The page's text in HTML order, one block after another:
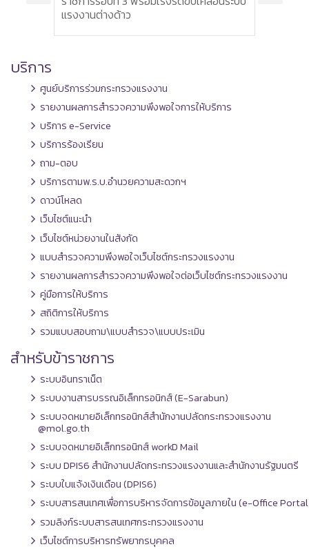
แรงงานต่างด้าว
บริการ
ศูนย์บริการร่วมกระทรวงแรงงาน
รายงานผลการสำรวจความพึงพอใจการให้บริการ
บริการ e-Service
บริการร้องเรียน
ถาม-ตอบ
บริการตามพ.ร.บ.อำนวยความสะดวกฯ
ดาวน์โหลด
เว็บไซต์แนะนำ
เว็บไซต์หน่วยงานในสังกัด
แบบสำรวจความพึงพอใจเว็บไซต์กระทรวงแรงงาน
รายงานผลการสำรวจความพึงพอใจต่อเว็บไซต์กระทรวงแรงงาน
คู่มือการให้บริการ
สถิติการให้บริการ
รวมแบบสอบถาม\แบบสำรวจ\แบบประเมิน
สำหรับข้าราชการ
ระบบอินทราเน็ต
ระบบงานสารบรรณอิเล็กทรอนิกส์ (E-Sarabun)
ระบบจดหมายอิเล็กทรอนิกส์สำนักงานปลัดกระทรวงแรงงาน
@mol.go.th
ระบบจดหมายอิเล็กทรอนิกส์ workD Mail
ระบบ DPIS6 สำนักงานปลัดกระทรวงแรงงานและสำนักงานรัฐมนตรี
ระบบใบแจ้งเงินเดือน (DPIS6)
ระบบสารสนเทศเพื่อการบริหารจัดการข้อมูลภายใน (e-Office
รวมลิงก์ระบบสารสนเทศกระทรวงแรงงาน
เว็บไซต์การบริหารทรัพยากรบุคคล